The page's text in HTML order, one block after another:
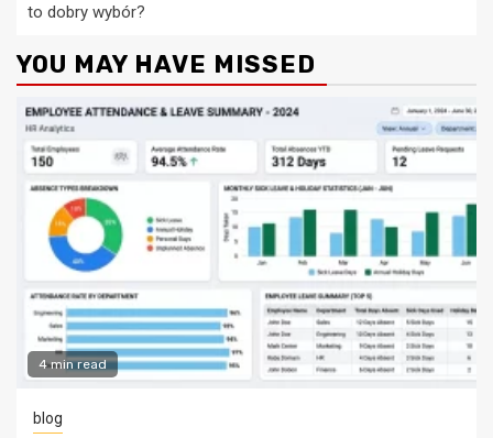
to dobry wybór?
YOU MAY HAVE MISSED
4 min read
blog